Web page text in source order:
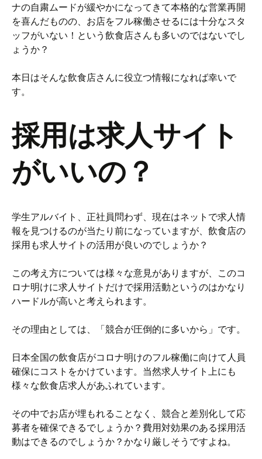
ナの自粛ムードが緩やかになってきて本格的な営業再開
を喜んだものの、お店をフル稼働させるには十分なスタ
ッフがいない！という飲食店さんも多いのではないでし
ょうか？
本日はそんな飲食店さんに役立つ情報になれば幸いで
す。
採用は求人サイト
がいいの？
学生アルバイト、正社員問わず、現在はネットで求人情
報を見つけるのが当たり前になっていますが、飲食店の
採用も求人サイトの活用が良いのでしょうか？
この考え方については様々な意見がありますが、このコ
ロナ明けに求人サイトだけで採用活動というのはかなり
ハードルが高いと考えられます。
その理由としては、「競合が圧倒的に多いから」です。
日本全国の飲食店がコロナ明けのフル稼働に向けて人員
確保にコストをかけています。当然求人サイト上にも
様々な飲食店求人があふれています。
その中でお店が埋もれることなく、競合と差別化して応
募者を確保できるでしょうか？費用対効果のある採用活
動はできるのでしょうか？かなり厳しそうですよね。